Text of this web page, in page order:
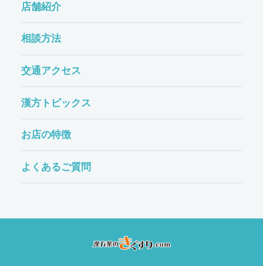
店舗紹介
相談方法
交通アクセス
漢方トピックス
お店の特徴
よくあるご質問